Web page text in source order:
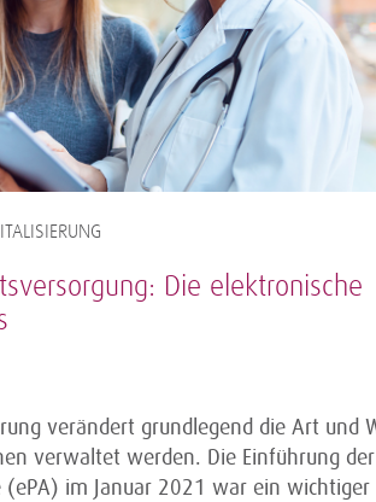
Die elektronische
verändert grundlegend die Art und
verwaltet werden. Die Einführung der
im Januar 2021 war ein wichtiger